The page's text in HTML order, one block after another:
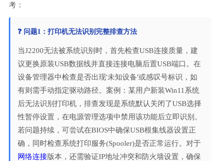
考：
❓ 问题1：打印机无法识别完整排查方法
当J2200无法被系统识别时，首先检查USB连接质量，建
议更换原装USB数据线并直接连接电脑后置USB端口。在
设备管理器中检查是否出现'未知设备'或感叹号标识，如
有则需手动指定驱动路径。案例：某用户新装Win11系统
后无法识别打印机，排查发现是系统默认关闭了USB选择
性暂停设置，在电源管理选项中禁用该功能后立即识别。
若问题持续，可尝试在BIOS中确保USB根集线器设置正
确，同时检查系统打印服务(Spooler)是否正常运行。对于
网络连接版本，还需验证IP地址冲突和防火墙设置，确保